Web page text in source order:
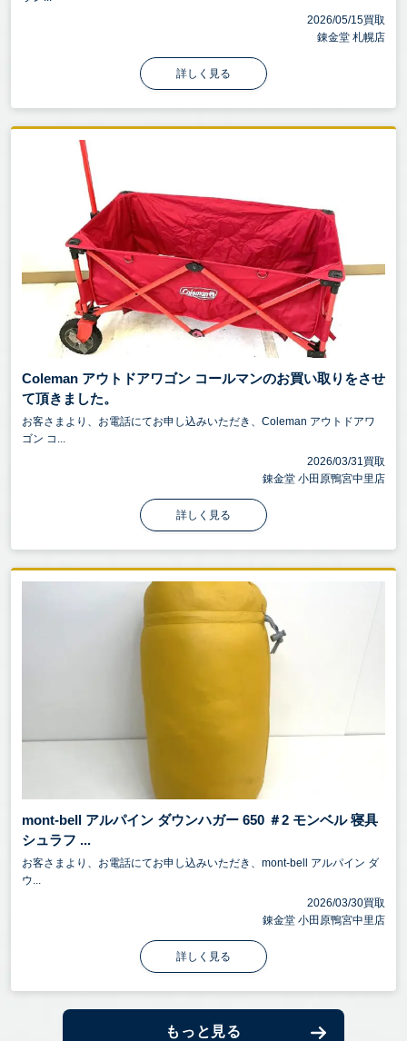
2026/05/15買取
錬金堂 札幌店
詳しく見る
Coleman アウトドアワゴン コールマンのお買い取りをさせ
て頂きました。
お客さまより、お電話にてお申し込みいただき、Coleman アウトドアワ
ゴン コ...
2026/03/31買取
錬金堂 小田原鴨宮中里店
詳しく見る
mont-bell アルパイン ダウンハガー 650 ＃2 モンベル 寝具
シュラフ ...
お客さまより、お電話にてお申し込みいただき、mont-bell アルパイン ダ
ウ...
2026/03/30買取
錬金堂 小田原鴨宮中里店
詳しく見る
もっと見る